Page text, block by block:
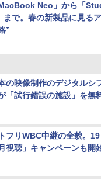
MacBook Neo」から「
まで。春の新製品に見る
”
の映像制作のデジタルシ
「試行錯誤の施設」を無
フリWBC中継の全貌。
視聴」キャンペーンも開